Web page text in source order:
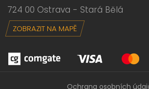
724 00 Ostrava - Stará Bělá
ZOBRAZIT NA MAPĚ
Ochrana osobních